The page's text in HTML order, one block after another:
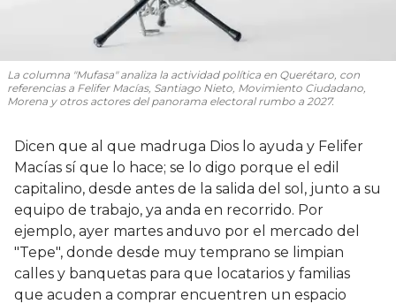
La columna "Mufasa" analiza la actividad política en Querétaro, con
referencias a Felifer Macías, Santiago Nieto, Movimiento Ciudadano,
Morena y otros actores del panorama electoral rumbo a 2027.
Dicen que al que madruga Dios lo ayuda y Felifer
Macías sí que lo hace; se lo digo porque el edil
capitalino, desde antes de la salida del sol, junto a su
equipo de trabajo, ya anda en recorrido. Por
ejemplo, ayer martes anduvo por el mercado del
"Tepe", donde desde muy temprano se limpian
calles y banquetas para que locatarios y familias
que acuden a comprar encuentren un espacio